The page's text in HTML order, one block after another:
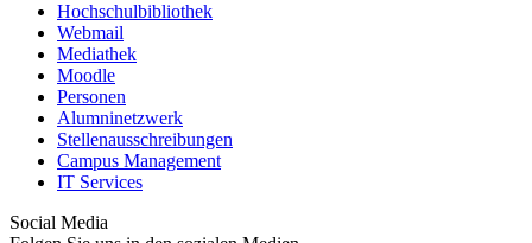
Hochschulbibliothek
Webmail
Mediathek
Moodle
Personen
Alumninetzwerk
Stellenausschreibungen
Campus Management
IT Services
Social Media